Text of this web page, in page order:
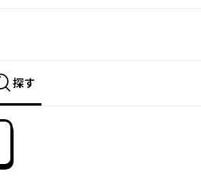
探す